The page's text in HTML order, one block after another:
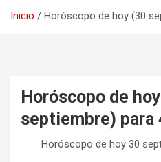
Inicio Horóscopo de hoy (30
Horóscopo de
septiembre) para
Horóscopo de hoy 30